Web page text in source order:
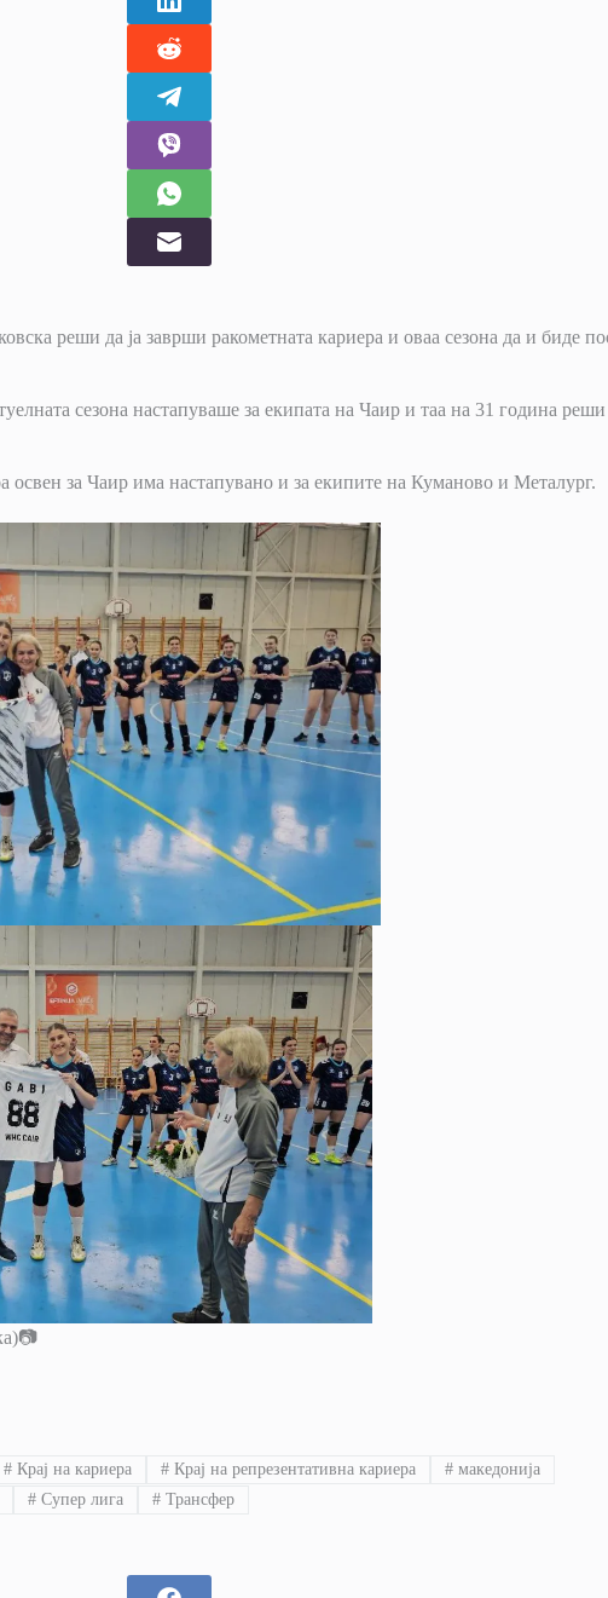
реши да ја заврши ракометната кариера и оваа сезона да и биде
сезона настапуваше за екипата на Чаир и таа на 31 година реши
освен за Чаир има настапувано и за екипите на Куманово и Металург.
# Крај на кариера # Крај на репрезентативна кариера # македонија
# Супер лига # Трансфер